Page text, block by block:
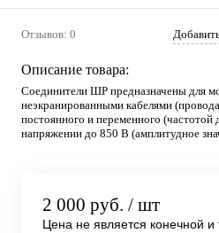
Отзывов: 0
Описание товара:
Соединители ШР предназначены для
неэкранированными кабелями
постоянного и переменного
напряжении до 850 В (амплитудное
2 000 руб. / шт
Цена не является конечной и